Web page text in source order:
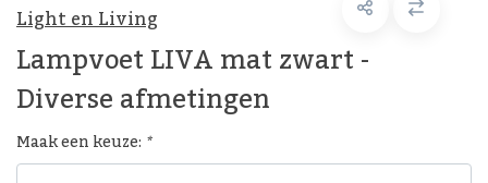
Light en Living
Lampvoet LIVA mat zwart -
Diverse afmetingen
Maak een keuze: *